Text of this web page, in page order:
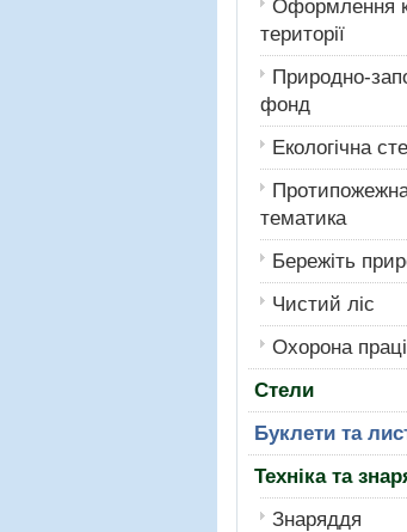
Оформлення
території
Природно-
фонд
Екологiчна
тематика
Бережiть
Чистий лiс
Охорона працi
Стели
Буклети та
Техніка та
Знаряддя